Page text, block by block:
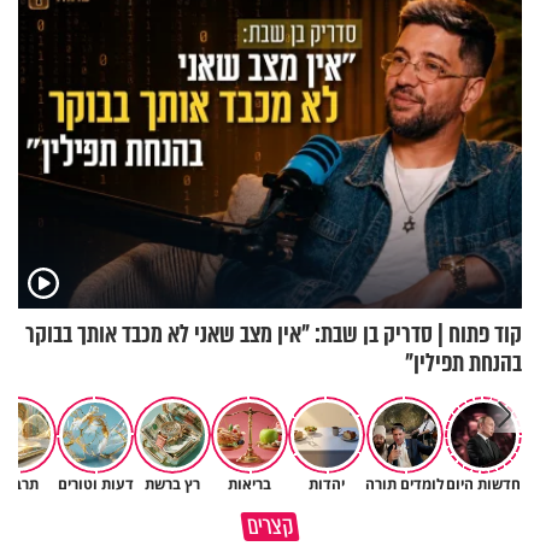
קוד פתוח | סדריק בן שבת: "אין מצב שאני לא מכבד אותך בבוקר
בהנחת תפילין"
חדשות היוםלומדים תורה יהדות בריאות רץ ברשת דעות וטורים
קצריםמדוע האמונה נמשלה למלח?
גם ׳הרע׳ זה הרחמים של בורא